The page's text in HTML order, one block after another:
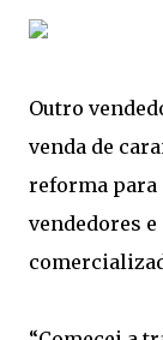
Outro
venda de
reforma para
vendedores